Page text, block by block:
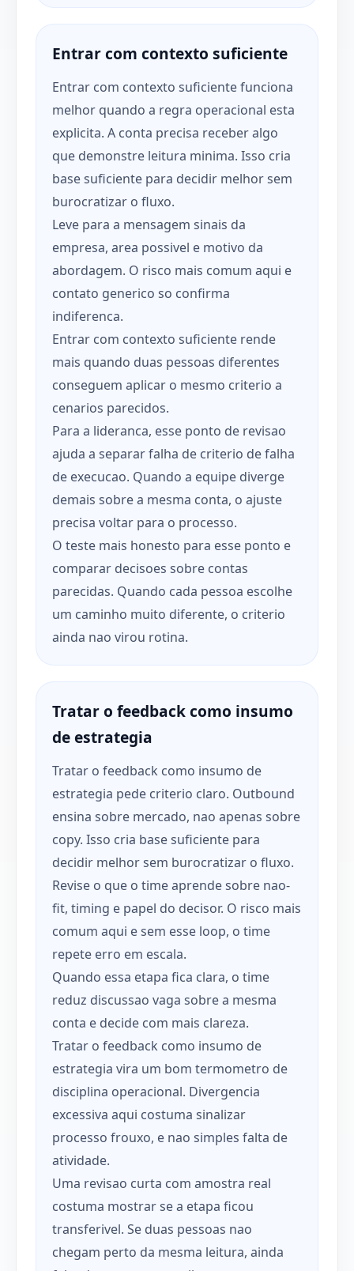
Entrar com contexto suficiente
Entrar com contexto suficiente funciona
melhor quando a regra operacional esta
explicita. A conta precisa receber algo
que demonstre leitura minima. Isso cria
base suficiente para decidir melhor sem
burocratizar o fluxo.
Leve para a mensagem sinais da
empresa, area possivel e motivo da
abordagem. O risco mais comum aqui e
contato generico so confirma
indiferenca.
Entrar com contexto suficiente rende
mais quando duas pessoas diferentes
conseguem aplicar o mesmo criterio a
cenarios parecidos.
Para a lideranca, esse ponto de revisao
ajuda a separar falha de criterio de falha
de execucao. Quando a equipe diverge
demais sobre a mesma conta, o ajuste
precisa voltar para o processo.
O teste mais honesto para esse ponto e
comparar decisoes sobre contas
parecidas. Quando cada pessoa escolhe
um caminho muito diferente, o criterio
ainda nao virou rotina.
Tratar o feedback como insumo
de estrategia
Tratar o feedback como insumo de
estrategia pede criterio claro. Outbound
ensina sobre mercado, nao apenas sobre
copy. Isso cria base suficiente para
decidir melhor sem burocratizar o fluxo.
Revise o que o time aprende sobre nao-
fit, timing e papel do decisor. O risco mais
comum aqui e sem esse loop, o time
repete erro em escala.
Quando essa etapa fica clara, o time
reduz discussao vaga sobre a mesma
conta e decide com mais clareza.
Tratar o feedback como insumo de
estrategia vira um bom termometro de
disciplina operacional. Divergencia
excessiva aqui costuma sinalizar
processo frouxo, e nao simples falta de
atividade.
Uma revisao curta com amostra real
costuma mostrar se a etapa ficou
transferivel. Se duas pessoas nao
chegam perto da mesma leitura, ainda